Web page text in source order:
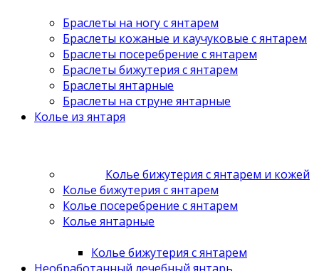
Браслеты на ногу с янтарем
Браслеты кожаные и каучуковые с янтарем
Браслеты посеребрение с янтарем
Браслеты бижутерия с янтарем
Браслеты янтарные
Браслеты на струне янтарные
Колье из янтаря
Колье бижутерия с янтарем и кожей
Колье бижутерия с янтарем
Колье посеребрение с янтарем
Колье янтарные
Колье бижутерия с янтарем